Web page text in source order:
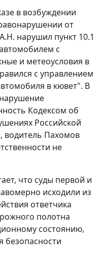
в возбуждении
от
нарушил пункт 10.1
с
и метеоусловия в
с управлением
в кювет". В
Кодексом об
Российской
водитель Пахомов
не
что суды первой и
исходили из
ответчика
полотна
состоянию,
безопасности